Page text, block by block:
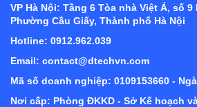
VP Hà Nội: Tầng 6 Tòa nhà Việt Á, số 9
Phường Cầu Giấy, Thành phố Hà Nội
Hotline: 0912.962.039
Email: contact@dtechvn.com
Mã số doanh nghiệp: 0109153660 -
Nơi cấp: Phòng ĐKKD - Sở Kế hoạch